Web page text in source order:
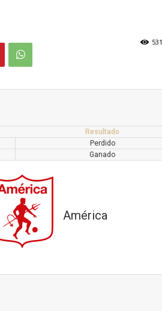
531
Resultado
Perdido
Ganado
América